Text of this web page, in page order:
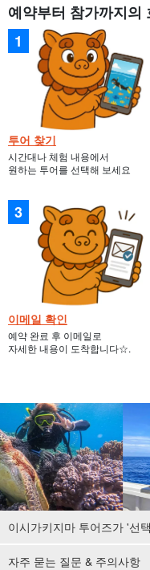
예약부터 참가까지의
투어 찾기
시간대나 체험 내용에서
원하는 투어를 선택해 보세요
이메일 확인
예약 완료 후 이메일로
자세한 내용이 도착합니다☆.
이시가키지마 투어즈가 '선
자주 묻는 질문 & 주의사항